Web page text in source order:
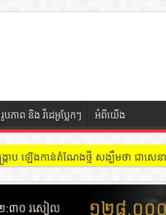
រូបភាព និង វីដេអូប្លែកៗ អំពីយើង
ាប ឡើងកាន់តំណែងថ្មី សង្ឃឹមថា ជាសេន